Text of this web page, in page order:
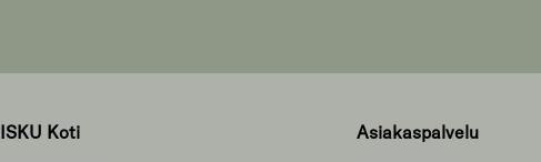
ISKU Koti Asiakaspalvelu